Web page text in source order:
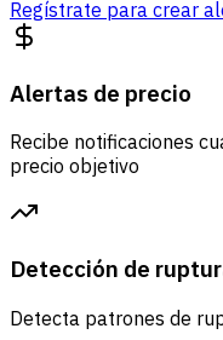
Regístrate para crear
Alertas de precio
Recibe notificaciones
precio objetivo
Detección de
Detecta patrones de